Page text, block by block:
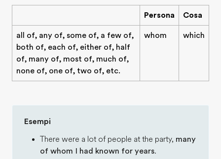
Persona Cosa
all of, any of, some of, a few of,
both of, each of, either of, half
of, many of, most of, much of,
none of, one of, two of, etc.
whom which
Esempi
There were a lot of people at the party, many
of whom I had known for years.